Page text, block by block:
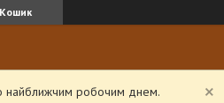
Кошик
найближчим робочим днем.